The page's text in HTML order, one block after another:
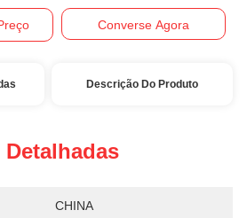
Converse Agora
Descrição Do Produto
CHINA